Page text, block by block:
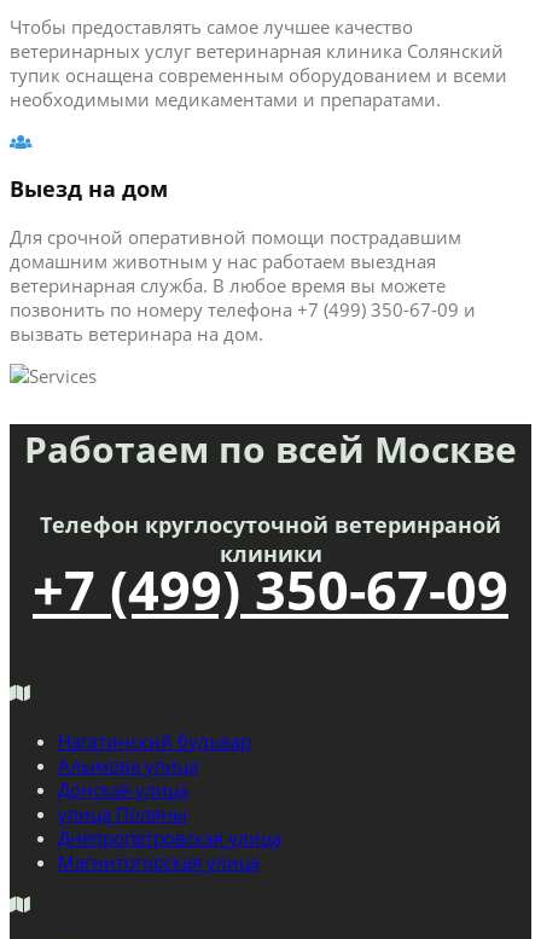
Чтобы предоставлять самое лучшее качество
ветеринарных услуг ветеринарная клиника Солянский
тупик оснащена современным оборудованием и всеми
необходимыми медикаментами и препаратами.
Выезд на дом
Для срочной оперативной помощи пострадавшим
домашним животным у нас работаем выездная
ветеринарная служба. В любое время вы можете
позвонить по номеру телефона +7 (499) 350-67-09 и
вызвать ветеринара на дом.
Работаем по всей Москве
Телефон круглосуточной ветеринраной
клиники
+7 (499) 350-67-09
Нагатинский бульвар
Алымова улица
Донская улица
улица Поляны
Днепропетровская улица
Магнитогорская улица